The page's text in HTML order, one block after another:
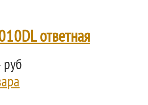
ответная
руб